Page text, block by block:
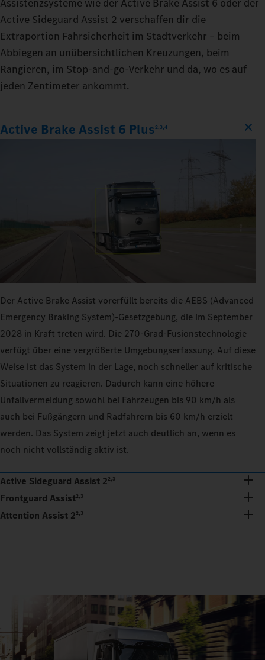
Assistenzsysteme wie der Active Brake Assist 6 oder der
Active Sideguard Assist 2 verschaffen dir die
Extraportion Fahrsicherheit im Stadtverkehr – beim
Abbiegen an unübersichtlichen Kreuzungen, beim
Rangieren, im Stop‑and‑go‑Verkehr und da, wo es auf
jeden Zentimeter ankommt.
Active Brake Assist 6 Plus2,3,4
Der Active Brake Assist vorerfüllt bereits die AEBS (Advanced
Emergency Braking System)-Gesetzgebung, die im September
2028 in Kraft treten wird. Die 270‑Grad-Fusionstechnologie
verfügt über eine vergrößerte Umgebungserfassung. Auf diese
Weise ist das System in der Lage, noch schneller auf kritische
Situationen zu reagieren. Dadurch kann eine höhere
Unfallvermeidung sowohl bei Fahrzeugen bis 90 km/h als
auch bei Fußgängern und Radfahrern bis 60 km/h erzielt
werden. Das System zeigt jetzt auch deutlich an, wenn es
noch nicht vollständig aktiv ist.
Active Sideguard Assist 22,3
Frontguard Assist2,3
Attention Assist 22,3